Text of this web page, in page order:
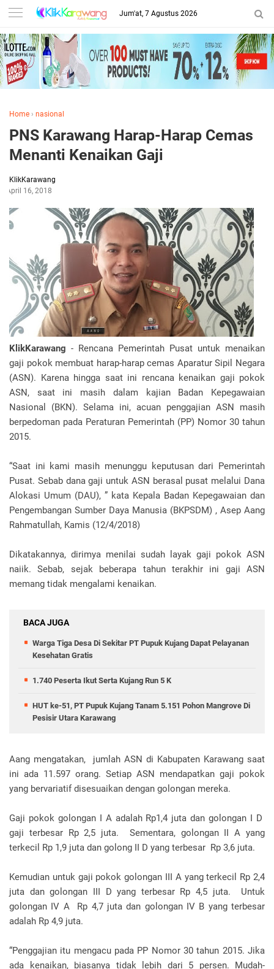
Jum'at, 7 Agustus 2026
Home › nasional
PNS Karawang Harap-Harap Cemas
Menanti Kenaikan Gaji
KlikKarawang
April 16, 2018
KlikKarawang - Rencana Pemerintah Pusat untuk menaikan
gaji pokok membuat harap-harap cemas Aparatur Sipil Negara
(ASN). Karena hingga saat ini rencana kenaikan gaji pokok
ASN, saat ini masih dalam kajian Badan Kepegawaian
Nasional (BKN). Selama ini, acuan penggajian ASN masih
berpedoman pada Peraturan Pemerintah (PP) Nomor 30 tahun
2015.
“Saat ini kami masih menunggu keputusan dari Pemerintah
Pusat. Sebab dana gaji untuk ASN berasal pusat melalui Dana
Alokasi Umum (DAU), ” kata Kepala Badan Kepegawaian dan
Pengembangan Sumber Daya Manusia (BKPSDM) , Asep Aang
Rahmatullah, Kamis (12/4/2018)
Dikatakannya, dirimya menilai sudah layak gaji pokok ASN
naiik. Sebab, sejak beberapa tahun terakhir ini gaji ASN
memang tidak mengalami kenaikan.
BACA JUGA
Warga Tiga Desa Di Sekitar PT Pupuk Kujang Dapat Pelayanan
Kesehatan Gratis
1.740 Peserta Ikut Serta Kujang Run 5 K
HUT ke-51, PT Pupuk Kujang Tanam 5.151 Pohon Mangrove Di
Pesisir Utara Karawang
Aang mengatakan, jumlah ASN di Kabupaten Karawang saat
ini ada 11.597 orang. Setiap ASN mendapatkan gaji pokok
yang bervariatif disesuaikan dengan golongan mereka.
Gaji pokok golongan I A adalah Rp1,4 juta dan golongan I D
gaji terbesar Rp 2,5 juta. Sementara, golongan II A yang
terkecil Rp 1,9 juta dan golong II D yang terbesar Rp 3,6 juta.
Kemudian untuk gaji pokok golongan III A yang terkecil Rp 2,4
juta dan golongan III D yang terbesar Rp 4,5 juta. Untuk
golongan IV A Rp 4,7 juta dan golongan IV B yang terbesar
adalah Rp 4,9 juta.
“Penggajian itu mengacu pada PP Nomor 30 tahun 2015. Jika
ada kenaikan, biasanya tidak lebih dari 5 persen. Mudah-